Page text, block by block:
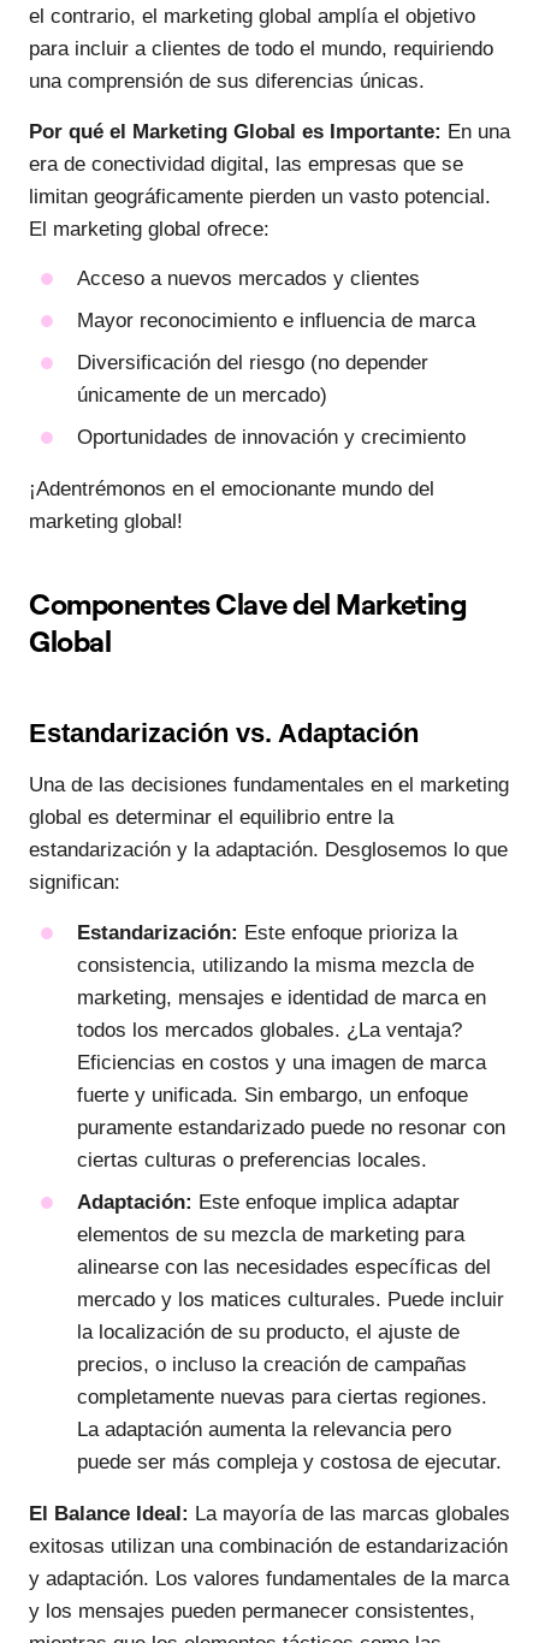
el contrario, el marketing global amplía el objetivo
para incluir a clientes de todo el mundo, requiriendo
una comprensión de sus diferencias únicas.
Por qué el Marketing Global es Importante: En una
era de conectividad digital, las empresas que se
limitan geográficamente pierden un vasto potencial.
El marketing global ofrece:
Acceso a nuevos mercados y clientes
Mayor reconocimiento e influencia de marca
Diversificación del riesgo (no depender
únicamente de un mercado)
Oportunidades de innovación y crecimiento
¡Adentrémonos en el emocionante mundo del
marketing global!
Componentes Clave del Marketing
Global
Estandarización vs. Adaptación
Una de las decisiones fundamentales en el marketing
global es determinar el equilibrio entre la
estandarización y la adaptación. Desglosemos lo que
significan:
Estandarización: Este enfoque prioriza la
consistencia, utilizando la misma mezcla de
marketing, mensajes e identidad de marca en
todos los mercados globales. ¿La ventaja?
Eficiencias en costos y una imagen de marca
fuerte y unificada. Sin embargo, un enfoque
puramente estandarizado puede no resonar con
ciertas culturas o preferencias locales.
Adaptación: Este enfoque implica adaptar
elementos de su mezcla de marketing para
alinearse con las necesidades específicas del
mercado y los matices culturales. Puede incluir
la localización de su producto, el ajuste de
precios, o incluso la creación de campañas
completamente nuevas para ciertas regiones.
La adaptación aumenta la relevancia pero
puede ser más compleja y costosa de ejecutar.
El Balance Ideal: La mayoría de las marcas globales
exitosas utilizan una combinación de estandarización
y adaptación. Los valores fundamentales de la marca
y los mensajes pueden permanecer consistentes,